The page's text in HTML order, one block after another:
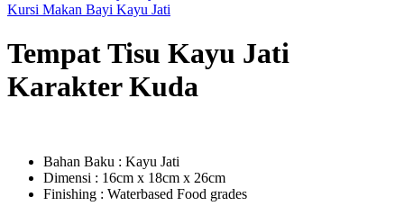
Kursi Makan Bayi Kayu Jati
Tempat Tisu Kayu Jati
Karakter Kuda
Bahan Baku : Kayu Jati
Dimensi : 16cm x 18cm x 26cm
Finishing : Waterbased Food grades